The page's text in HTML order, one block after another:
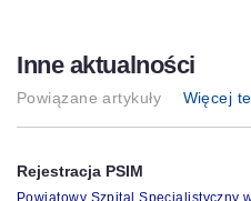
Inne aktualności
Powiązane artykuły Więcej
Rejestracja PSIM